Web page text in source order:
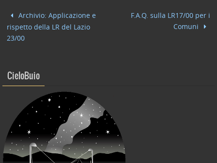
b
o
o
dI
n
Archivio: Applicazione e
rispetto della LR del Lazio
23/00
F.A.Q. sulla LR17/00 per i
Comuni
CieloBuio